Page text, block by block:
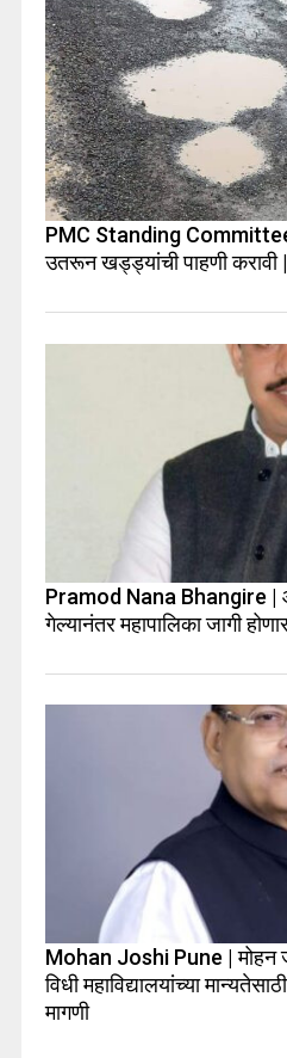
PMC Standing Committee |
उतरून खड्ड्यांची पाहणी करावी |
Pramod Nana Bhangire |
गेल्यानंतर महापालिका जागी
Mohan Joshi Pune | मोहन
विधी महाविद्यालयांच्या
मागणी